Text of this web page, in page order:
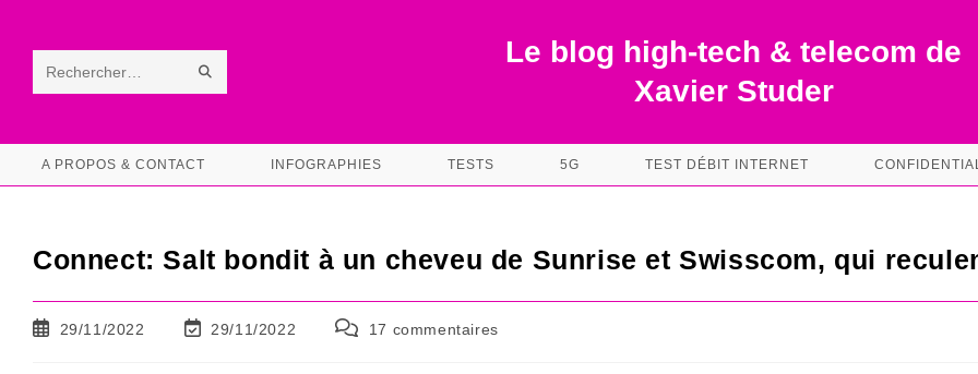
contentRechercher
ce RECHERCHE
Le blog high-tech & telecom de
Xavier Studer
A PROPOS & CONTACT INFOGRAPHIES TESTS 5G TEST DÉBIT INTERNET
Connect: Salt bondit à un cheveu de Sunrise et Swisscom, qui
Publication
29/11/2022
Dernière
29/11/2022
Commentaires
17 commentaires